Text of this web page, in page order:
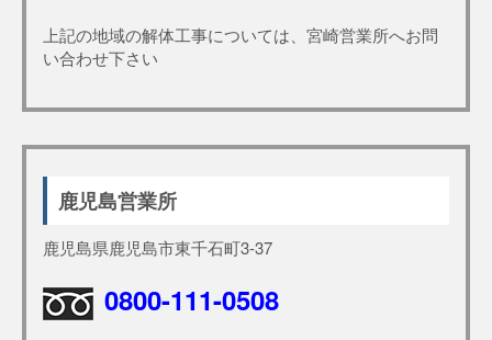
上記の地域の解体工事については、宮崎営業所へお問
い合わせ下さい
鹿児島営業所
鹿児島県鹿児島市東千石町3-37
0800-111-0508